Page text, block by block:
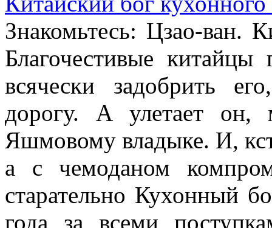
Знакомьтесь: Цзао-ван.
Благочестивые
всячески задобрить
дорогу. А улетает
Яшмовому владыке. И,
а с чемоданом
старательно Кухонный
года за всеми